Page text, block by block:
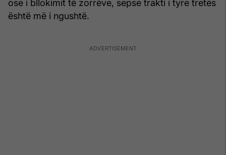
ose i bllokimit të zorrëve, sepse trakti i tyre tretës
është më i ngushtë.